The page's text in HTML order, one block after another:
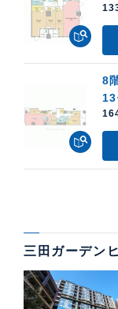
8
三田ガーデン